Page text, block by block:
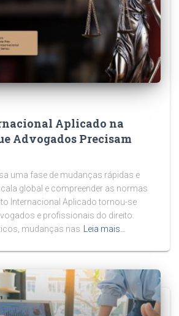
Aplicado na
Advogados Precisam
uma fase de mudanças rápidas e
global e compreender as normas
Internacional Aplicado tornou-se
e profissionais do direito.
mudanças nas
Leia mais…